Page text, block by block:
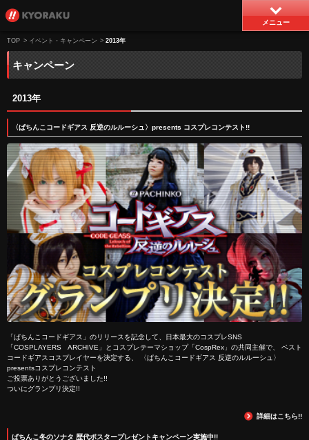
メニュー
TOP > イベント・キャンペーン > 2013年
キャンペーン
2013年
〈ぱちんこコードギアス 反逆のルルーシュ〉presents コスプレコンテスト!!
「ぱちんこコードギアス」のリリースを記念して、日本最大のコスプレSNS
「COSPLAYERS ARCHIVE」とコスプレテーマショップ「CospRex」の共同主催で、 ベスト
コードギアスコスプレイヤーを決定する、 〈ぱちんこコードギアス 反逆のルルーシュ〉
presentsコスプレコンテスト
ご投票ありがとうございました!!
ついにグランプリ決定!!
詳細はこちら!!
ぱちんこ冬のソナタ 歴代ポスタープレゼントキャンペーン実施中!!